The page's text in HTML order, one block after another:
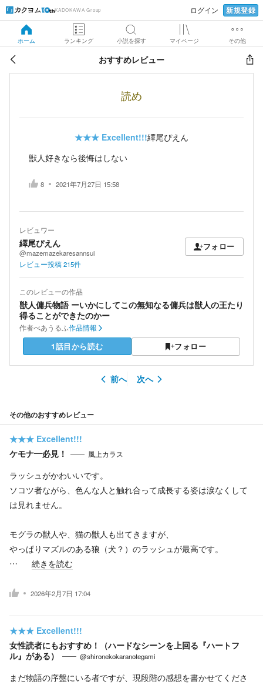
KADOKAWA Group ログイン 新規登録
ホーム ランキング 小説を探す マイページ その他
おすすめレビュー
読め
★★★ Excellent!!!繹尾ぴえん
獣人好きなら後悔はしない
8 2021年7月27日 15:58
レビュワー
繹尾ぴえん
@mazemazekaresannsui
フォロー
レビュー投稿215件
このレビューの作品
獣人傭兵物語 ーいかにしてこの無知なる傭兵は獣人の王たり
得ることができたのかー
作者べあうるふ作品情報
1話目から読む フォロー
前へ 次へ
その他のおすすめレビュー
★★★ Excellent!!!
ケモナ―必見！
風上カラス
ラッシュがかわいいです。
ソコツ者ながら、色んな人と触れ合って成長する姿は涙なくして
は見れません。
モグラの獣人や、猫の獣人も出てきますが、
やっぱりマズルのある狼（犬？）のラッシュが最高です。
…
続きを読む
2026年2月7日 17:04
★★★ Excellent!!!
女性読者にもおすすめ！（ハードなシーンを上回る『ハートフ
ル』がある）
@shironekokaranotegami
まだ物語の序盤にいる者ですが、現段階の感想を書かせてくださ